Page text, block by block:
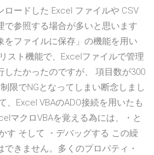
ロードした Excel ファイルや CSV
で参照する場合が多いと思います
をファイルに保存」の機能を用い
スト機能で、Excelファイルで管理
したかったのですが、 項目数が300
限でNGとなってしまい断念しまし
、Excel VBAのADO接続を用いたも
マクロVBAを覚える為には、・と
す そして ・デバッグする この繰
できません。多くのプロパティ・